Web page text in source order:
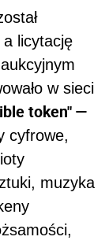
licytację
w sieci
token" —
cyfrowe,
muzyka